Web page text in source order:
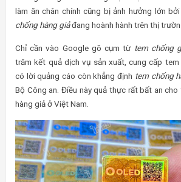
ĐỊA CHỈ IN TEM CHỐNG HÀNG GIẢ
NGHIỆP?
In129.vn là một trong công ty in temhàng
thiết kế bởi các chuyên gia có thâm niên lâu
Đặc biệt làin tem chống hàng giả SMSvới
lượng càng nhiều. Ngoài ra tem được đảm
thời gian giúp bạn yên tâm hơn.